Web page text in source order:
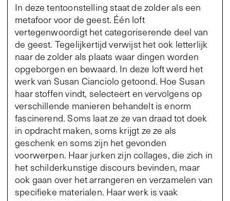
In deze tentoonstelling staat de zolder als een
metafoor voor de geest. Één loft
vertegenwoordigt het categoriserende deel van
de geest. Tegelijkertijd verwijst het ook letterlijk
naar de zolder als plaats waar dingen worden
opgeborgen en bewaard. In deze loft werd het
werk van Susan Cianciolo getoond. Hoe Susan
haar stoffen vindt, selecteert en vervolgens op
verschillende manieren behandelt is enorm
fascinerend. Soms laat ze ze van draad tot doek
in opdracht maken, soms krijgt ze ze als
geschenk en soms zijn het gevonden
voorwerpen. Haar jurken zijn collages, die zich in
het schilderkunstige discours bevinden, maar
ook gaan over het arrangeren en verzamelen van
specifieke materialen. Haar werk is vaak